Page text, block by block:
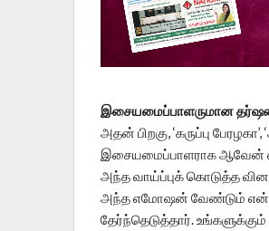
இசையமைப்பாளருமான
அதன் பிறகு, ‘கருப்பு
இசையமைப்பாளராக ஆவேன் என
அந்த வாய்ப்புக் கொடுத்த
அந்த எமோஷன் வேண்டும்
தேர்ந்தெடுத்தார். உங்களுக்கும்